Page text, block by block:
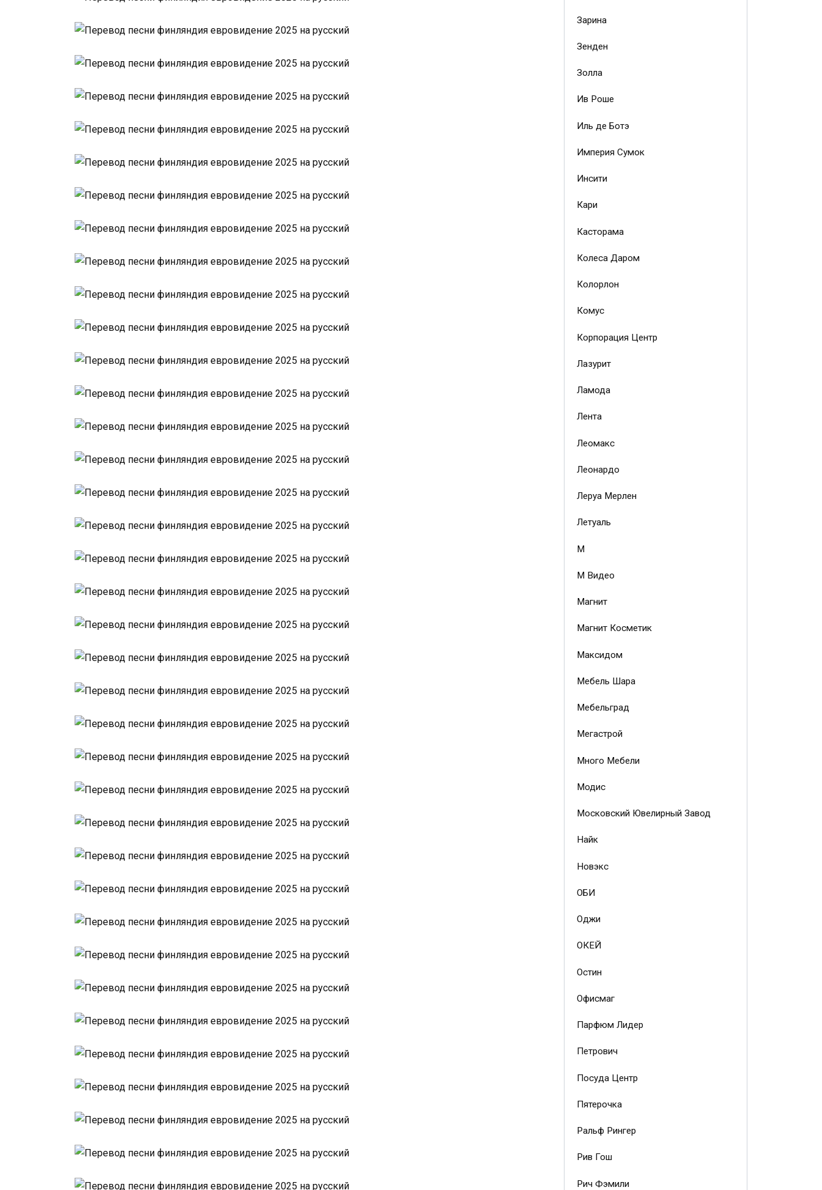
Зарина
Зенден
Золла
Ив Роше
Иль де Ботэ
Империя Сумок
Инсити
Кари
Касторама
Колеса Даром
Колорлон
Комус
Корпорация Центр
Лазурит
Ламода
Лента
Леомакс
Леонардо
Леруа Мерлен
Летуаль
М
М Видео
Магнит
Магнит Косметик
Максидом
Мебель Шара
Мебельград
Мегастрой
Много Мебели
Модис
Московский Ювелирный Завод
Найк
Новэкс
ОБИ
Оджи
ОКЕЙ
Остин
Офисмаг
Парфюм Лидер
Петрович
Посуда Центр
Пятерочка
Ральф Рингер
Рив Гош
Рич Фэмили